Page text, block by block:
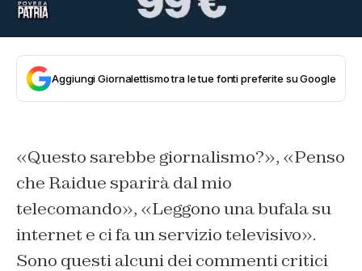
Aggiungi Giornalettismo tra le tue fonti preferite su Google
«Questo sarebbe giornalismo?», «Penso
che Raidue sparirà dal mio
telecomando», «Leggono una bufala su
internet e ci fa un servizio televisivo».
Sono questi alcuni dei commenti critici